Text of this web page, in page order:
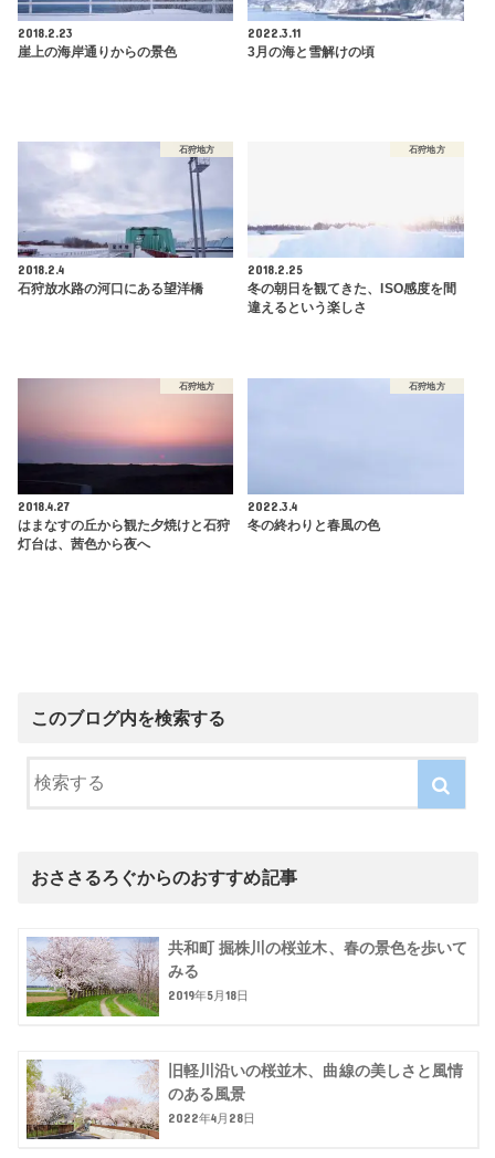
2018.2.23
崖上の海岸通りからの景色
2022.3.11
3月の海と雪解けの頃
石狩地方
2018.2.4
石狩放水路の河口にある望洋橋
石狩地方
2018.2.25
冬の朝日を観てきた、ISO感度を間
違えるという楽しさ
石狩地方
2018.4.27
はまなすの丘から観た夕焼けと石狩
灯台は、茜色から夜へ
石狩地方
2022.3.4
冬の終わりと春風の色
このブログ内を検索する
おささるろぐからのおすすめ記事
共和町 掘株川の桜並木、春の景色を歩いて
みる
2019年5月18日
旧軽川沿いの桜並木、曲線の美しさと風情
のある風景
2022年4月28日